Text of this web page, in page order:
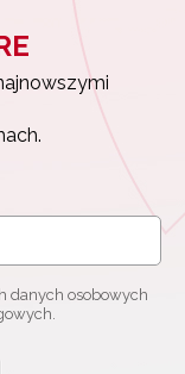
danych osobowych